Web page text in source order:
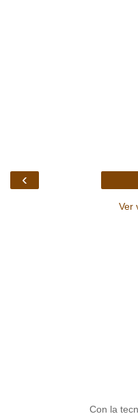
‹
Ver
Con la